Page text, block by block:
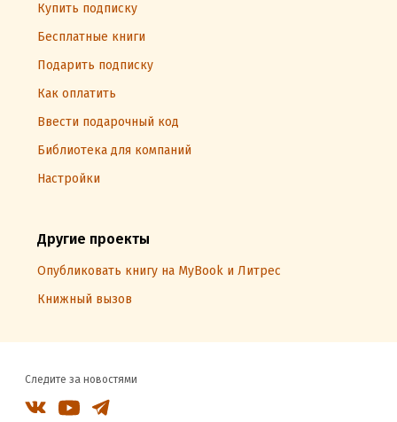
Купить подписку
Бесплатные книги
Подарить подписку
Как оплатить
Ввести подарочный код
Библиотека для компаний
Настройки
Другие проекты
Опубликовать книгу на MyBook и Литрес
Книжный вызов
Следите за новостями